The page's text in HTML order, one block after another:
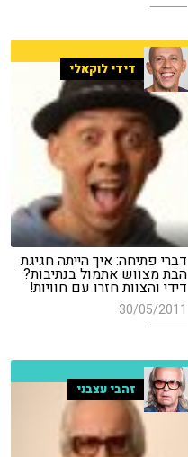
דידי לוקאלי
דברי פתיחה: איך הייתה חגיגת
הבת מצווש אתמול בנתיבות?
דידי והצוות חזרו עם חוויות!
30/05/2011
זהבי עצבני